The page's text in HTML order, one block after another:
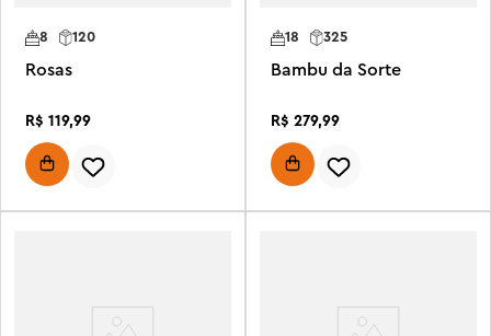
8 120
Rosas
R$ 119,99
18 325
Bambu da Sorte
R$ 279,99